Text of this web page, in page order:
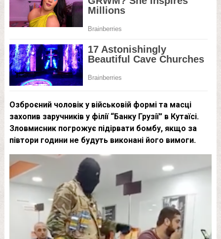
Озброєний чоловік у військовій формі та масці
захопив заручників у філії “Банку Грузії” в Кутаїсі.
Зловмисник погрожує підірвати бомбу, якщо за
півтори години не будуть виконані його вимоги.